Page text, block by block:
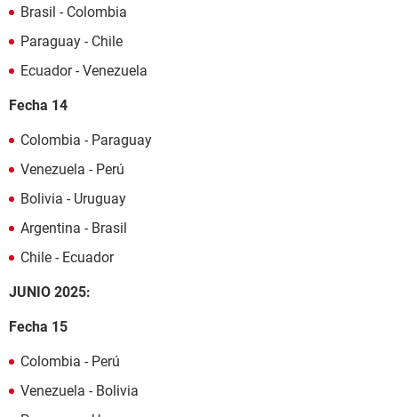
Brasil - Colombia
Paraguay - Chile
Ecuador - Venezuela
Fecha 14
Colombia - Paraguay
Venezuela - Perú
Bolivia - Uruguay
Argentina - Brasil
Chile - Ecuador
JUNIO 2025:
Fecha 15
Colombia - Perú
Venezuela - Bolivia